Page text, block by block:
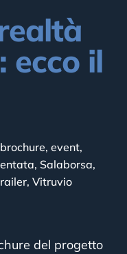
ecco il
brochure, event,
, Salaborsa,
, Vitruvio
del progetto